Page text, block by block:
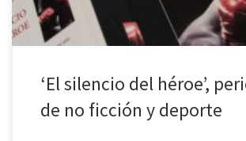
‘El silencio del héroe’,
de no ficción y deporte